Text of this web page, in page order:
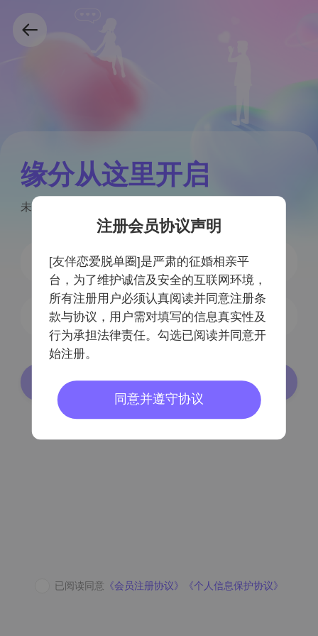
缘分从这里开启
未注册手机号验证后自动注册
获取验证码
登录/注册
密码登录
注册会员协议声明
[友伴恋爱脱单圈]是严肃的征婚相亲平
台，为了维护诚信及安全的互联网环境，
所有注册用户必须认真阅读并同意注册条
款与协议，用户需对填写的信息真实性及
行为承担法律责任。勾选已阅读并同意开
始注册。
同意并遵守协议
已阅读同意 《会员注册协议》 《个人信息保护协议》